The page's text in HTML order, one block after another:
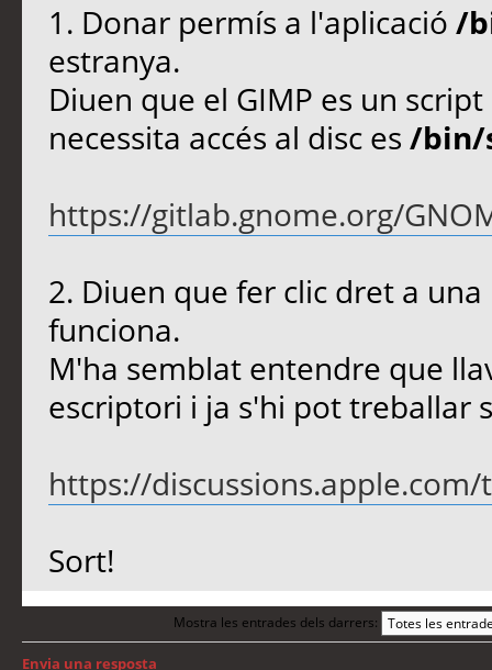
1. Donar permís a l'aplicació /
estranya.
Diuen que el GIMP es un
necessita accés al disc es /bin/
https://gitlab.gnome.org/
2. Diuen que fer clic dret a
funciona.
M'ha semblat entendre que
escriptori i ja s'hi pot treballar
https://
Sort!
Mostra les entrades dels darrers:
Envia una resposta